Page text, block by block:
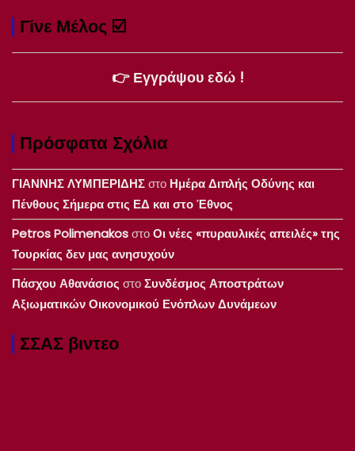
Γίνε Μέλος ☑️
👉 Εγγράψου εδώ !
Πρόσφατα Σχόλια
ΓΙΑΝΝΗΣ ΛΥΜΠΕΡΙΔΗΣστο Ημέρα Διπλής Οδύνης και
Πένθους Σήμερα στις ΕΔ και στο Έθνος
Petros PolimenakosστοΟι νέες «πυραυλικές απειλές» της
Τουρκίας δεν μας ανησυχούν
Πάσχου Αθανάσιος στοΣυνδέσμος Αποστράτων
Αξιωματικών Οικονομικού Ενόπλων Δυνάμεων
ΣΣΑΣ βιντεο